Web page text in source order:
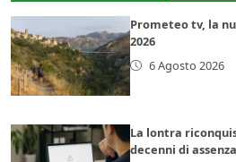
Prometeo tv, la
2026
6 Agosto 2026
La lontra
decenni di assenza